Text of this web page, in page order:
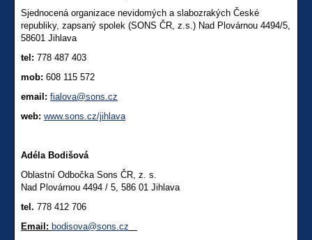
Sjednocená organizace nevidomých a slabozrakých České
republiky, zapsaný spolek (SONS ČR, z.s.) Nad Plovárnou 4494/5,
58601 Jihlava
tel: 778 487 403
mob: 608 115 572
email: fialova@sons.cz
web: www.sons.cz/jihlava
Adéla Bodišová
Oblastní Odbočka Sons ČR, z. s.
Nad Plovárnou 4494 / 5, 586 01 Jihlava
tel. 778 412 706
Email: bodisova@sons.cz